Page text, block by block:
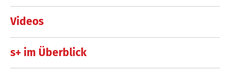
Videos
s+ im Überblick